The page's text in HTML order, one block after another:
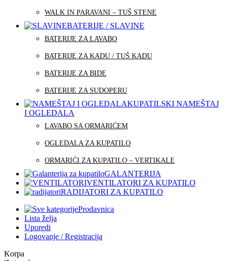
WALK IN PARAVANI – TUŠ STENE
BATERIJE / SLAVINE
BATERIJE ZA LAVABO
BATERIJE ZA KADU / TUŠ KADU
BATERIJE ZA BIDE
BATERIJE ZA SUDOPERU
KUPATILSKI NAMEŠTAJ
I OGLEDALA
LAVABO SA ORMARIĆEM
OGLEDALA ZA KUPATILO
ORMARIĆI ZA KUPATILO – VERTIKALE
GALANTERIJA
VENTILATORI ZA KUPATILO
RADIJATORI ZA KUPATILO
Prodavnica
Lista želja
Uporedi
Logovanje / Registracija
Korpa